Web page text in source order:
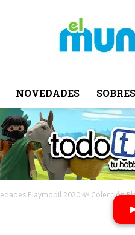
NOVEDADES SOBRES
Playmobil 2020 💸 Colección